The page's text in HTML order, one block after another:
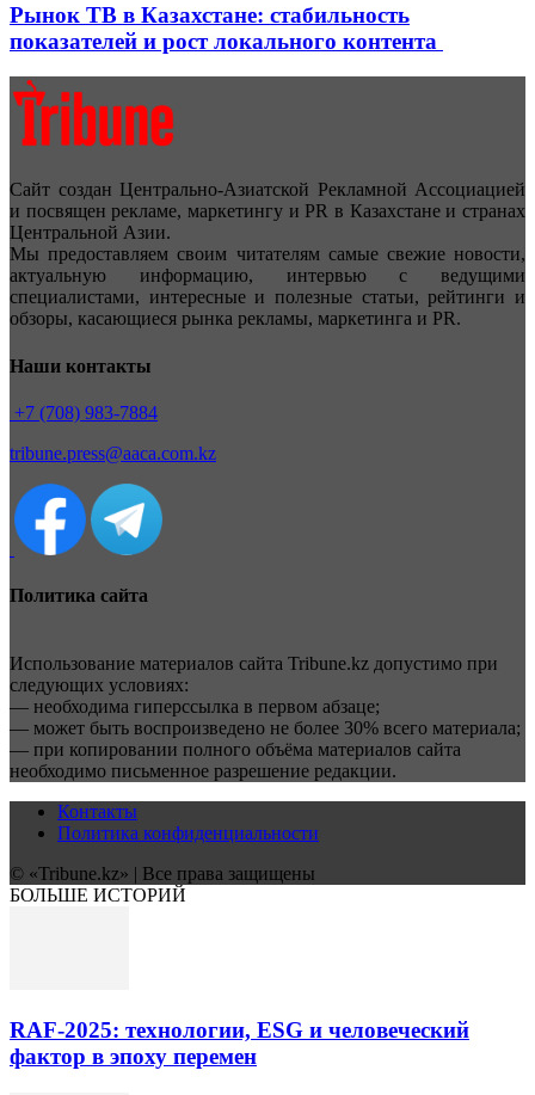
Рынок ТВ в Казахстане: стабильность
показателей и рост локального контента
Сайт создан Центрально-Азиатской Рекламной Ассоциацией
и посвящен рекламе, маркетингу и PR в Казахстане и странах
Центральной Азии.
Мы предоставляем своим читателям самые свежие новости,
актуальную информацию, интервью с ведущими
специалистами, интересные и полезные статьи, рейтинги и
обзоры, касающиеся рынка рекламы, маркетинга и PR.
Наши контакты
+7 (708) 983-7884
tribune.press@aaca.com.kz
Политика сайта
Использование материалов сайта Tribune.kz допустимо при
следующих условиях:
— необходима гиперссылка в первом абзаце;
— может быть воспроизведено не более 30% всего материала;
— при копировании полного объёма материалов сайта
необходимо письменное разрешение редакции.
Контакты
Политика конфиденциальности
© «Tribune.kz» | Все права защищены
БОЛЬШЕ ИСТОРИЙ
RAF-2025: технологии, ESG и человеческий
фактор в эпоху перемен